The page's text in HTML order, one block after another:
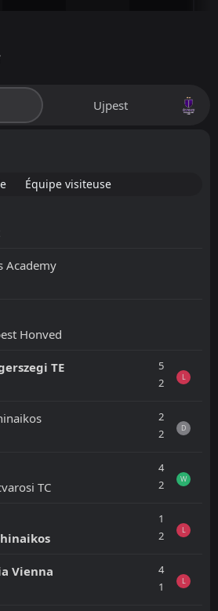
Ujpest
Équipe visiteuse
Academy
Honved
TE
5
2
L
2
2
D
TC
4
2
W
1
2
L
Vienna
4
1
L